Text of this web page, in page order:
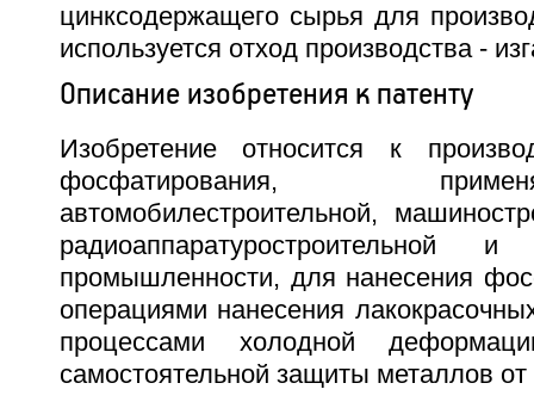
цинксодержащего сырья для
используется отход производства -
Описание изобретения к патенту
Изобретение относится к
фосфатирования,
автомобилестроительной,
радиоаппаратуростроительной
промышленности, для нанесения
операциями нанесения
процессами холодной
самостоятельной защиты металлов от